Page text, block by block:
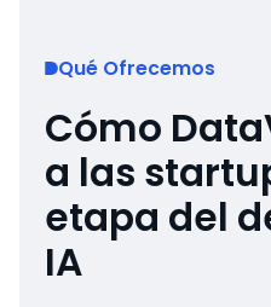
Qué Ofrecemos
Cómo
a las
etapa del
IA